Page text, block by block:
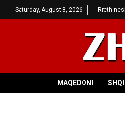
Saturday, August 8, 2026 Rreth
MAQEDONI